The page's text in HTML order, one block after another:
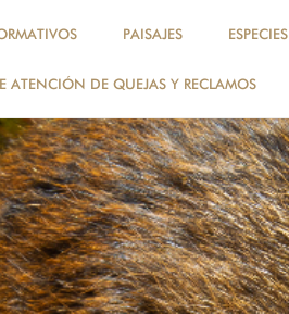
PAISAJES ESPECIES
ATENCIÓN DE QUEJAS Y RECLAMOS